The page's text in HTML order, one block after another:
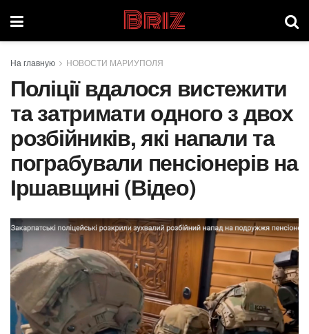
Briz
На главную НОВОСТИ МАРИУПОЛЯ
Поліції вдалося вистежити
та затримати одного з двох
розбійників, які напали та
пограбували пенсіонерів на
Іршавщині (Відео)